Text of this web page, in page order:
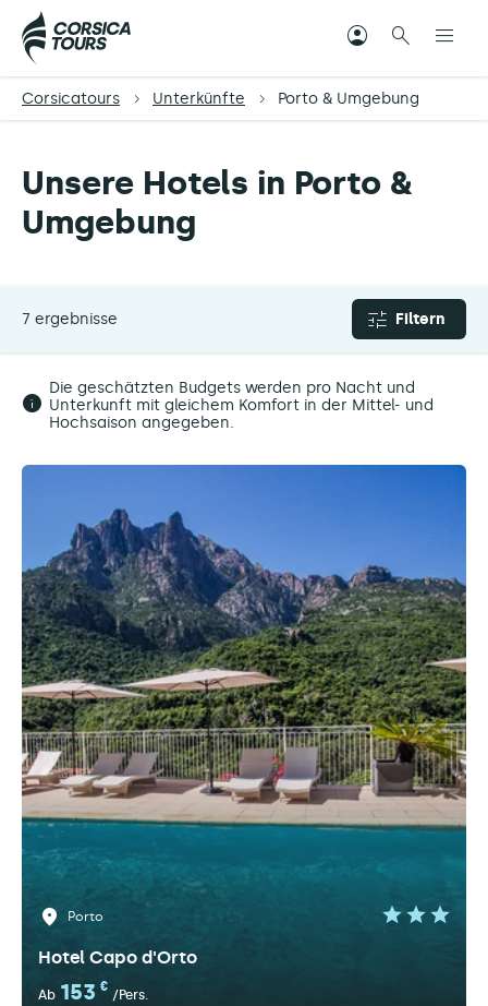
Corsicatours Unterkünfte Porto & Umgebung
Unsere Hotels in Porto &
Umgebung
7 ergebnisse Filtern
Die geschätzten Budgets werden pro Nacht und
Unterkunft mit gleichem Komfort in der Mittel- und
Hochsaison angegeben.
Porto
Hotel Capo d'Orto
Ab 153 €
/Pers.